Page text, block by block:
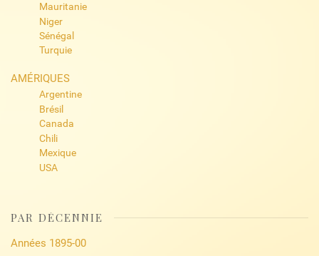
Mauritanie
Niger
Sénégal
Turquie
AMÉRIQUES
Argentine
Brésil
Canada
Chili
Mexique
USA
PAR DÉCENNIE
Années 1895-00